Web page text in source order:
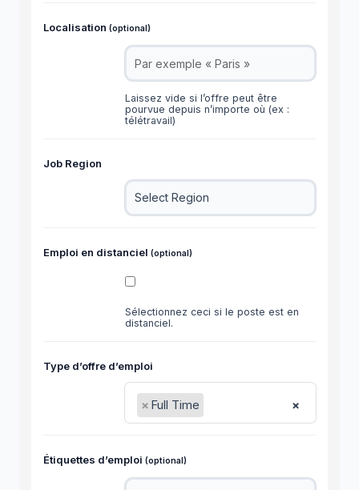
Localisation (optional)
Laissez vide si l’offre peut être
pourvue depuis n’importe où (ex :
télétravail)
Job Region
Emploi en distanciel (optional)
Sélectionnez ceci si le poste est en
distanciel.
Type d’offre d’emploi
×
× Full Time
Étiquettes d’emploi (optional)